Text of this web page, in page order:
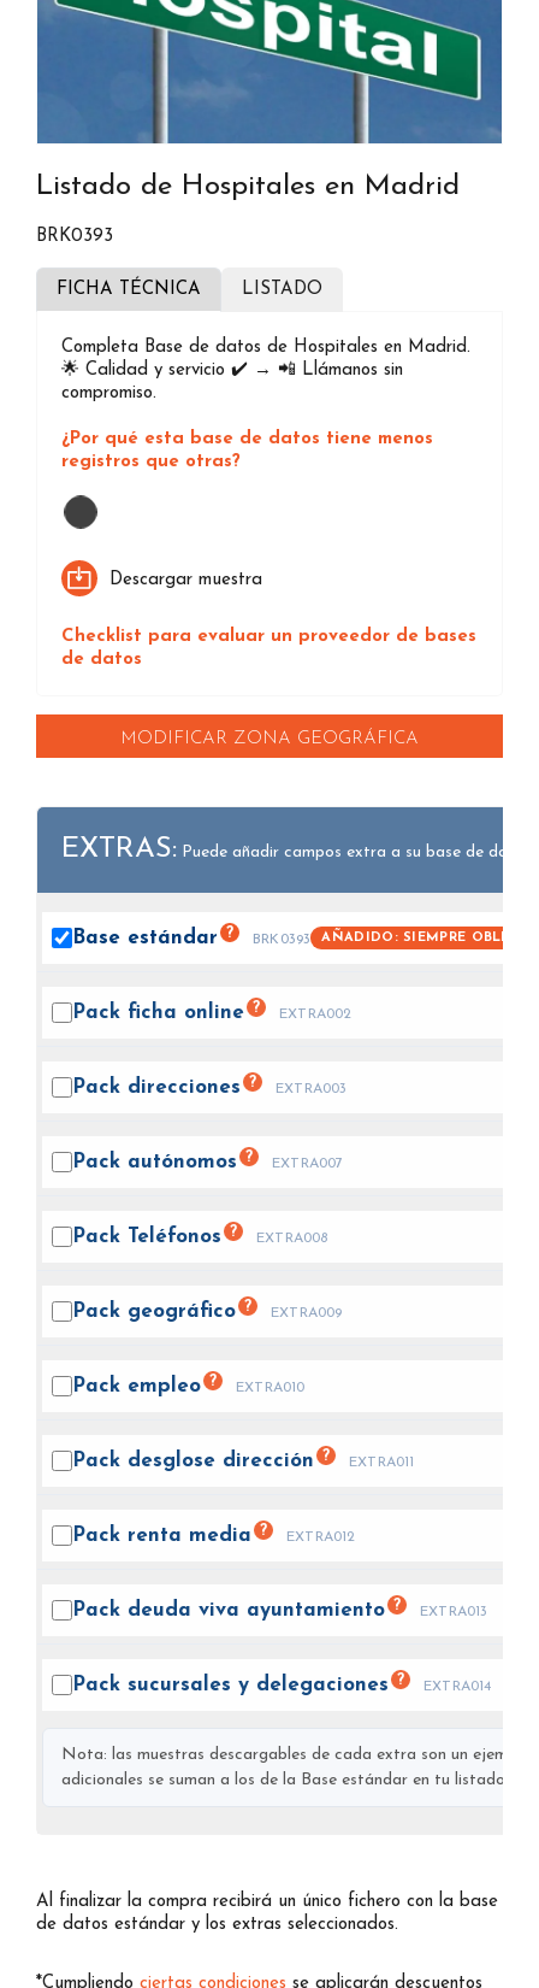
Listado de Hospitales en Madrid
BRK0393
FICHA TÉCNICA LISTADO
Completa Base de datos de Hospitales en Madrid.
🌟 Calidad y servicio ✔️ → 📲 Llámanos sin
compromiso.
¿Por qué esta base de datos tiene menos
registros que otras?
Descargar muestra
Checklist para evaluar un proveedor de bases
de datos
MODIFICAR ZONA GEOGRÁFICA
EXTRAS: Puede añadir campos extra a su base de datos.
Base estándar ? BRK0393 AÑADIDO: SIEMPRE
Pack ficha online ? EXTRA002
Pack direcciones ? EXTRA003
Pack autónomos ? EXTRA007
Pack Teléfonos ? EXTRA008
Pack geográfico ? EXTRA009
Pack empleo ? EXTRA010
Pack desglose dirección ? EXTRA011
Pack renta media ? EXTRA012
Pack deuda viva ayuntamiento ? EXTRA013
Pack sucursales y delegaciones ? EXTRA014
Nota: las muestras descargables de cada extra son un
adicionales se suman a los de la Base estándar en tu listado
Al finalizar la compra recibirá un único fichero con la base
de datos estándar y los extras seleccionados.
*Cumpliendo ciertas condiciones se aplicarán descuentos